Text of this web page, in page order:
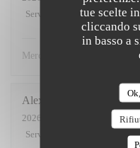
tue scelte
cliccando
in basso a
Servizio
Atmosfera: 4/5
Chez Marti ha risposto
Merci.
Alexandre
2026-07-01
- 20:45 - Ospiti 3
Servizio
5/5